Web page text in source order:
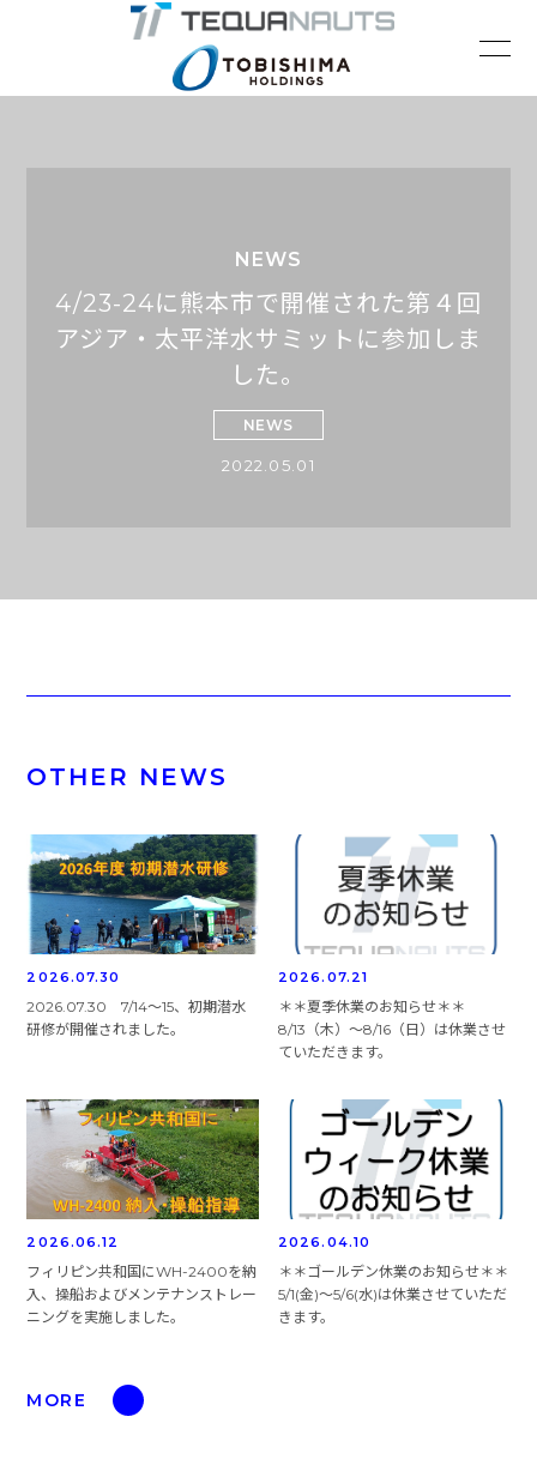
NEWS
4/23-24に熊本市で開催された第４回
アジア・太平洋水サミットに参加しま
した。
NEWS
2022.05.01
OTHER NEWS
2026.07.30
2026.07.30 7/14～15、初期潜水
研修が開催されました。
2026.07.21
＊＊夏季休業のお知らせ＊＊
8/13（木）～8/16（日）は休業させ
ていただきます。
2026.06.12
フィリピン共和国にWH-2400を納
入、操船およびメンテナンストレー
ニングを実施しました。
2026.04.10
＊＊ゴールデン休業のお知らせ＊＊
5/1(金)～5/6(水)は休業させていただ
きます。
MORE